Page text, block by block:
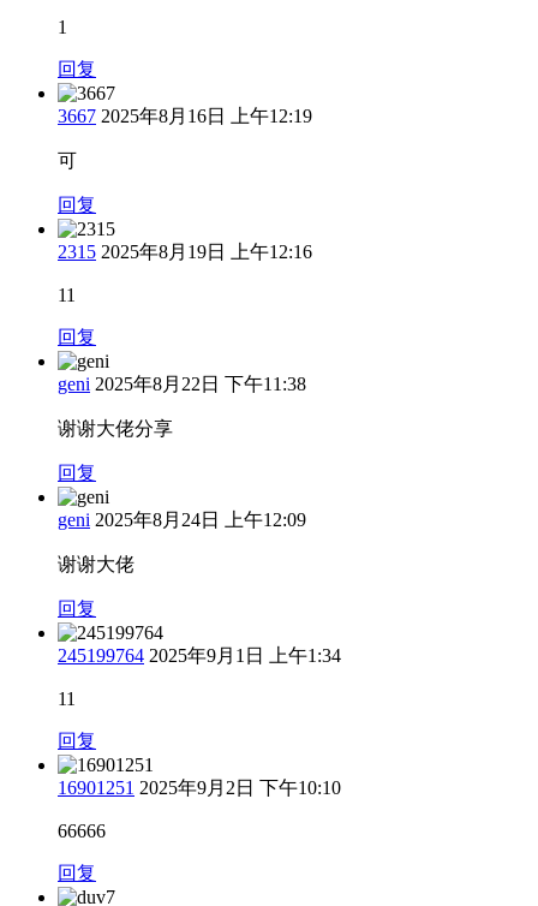
1
回复
3667 2025年8月16日 上午12:19
可
回复
2315 2025年8月19日 上午12:16
11
回复
geni 2025年8月22日 下午11:38
谢谢大佬分享
回复
geni 2025年8月24日 上午12:09
谢谢大佬
回复
245199764 2025年9月1日 上午1:34
11
回复
16901251 2025年9月2日 下午10:10
66666
回复